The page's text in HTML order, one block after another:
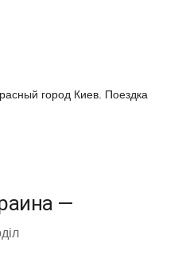
город Киев. Поездка
—